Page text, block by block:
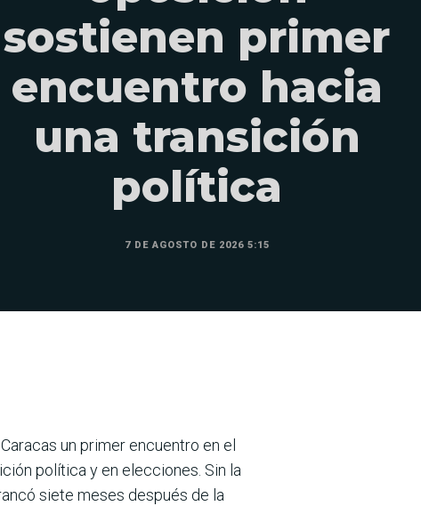
sostienen primer
encuentro hacia
una transición
política
7 DE AGOSTO DE 2026 5:15
un primer encuentro en el
política y en elecciones. Sin la
siete meses después de la